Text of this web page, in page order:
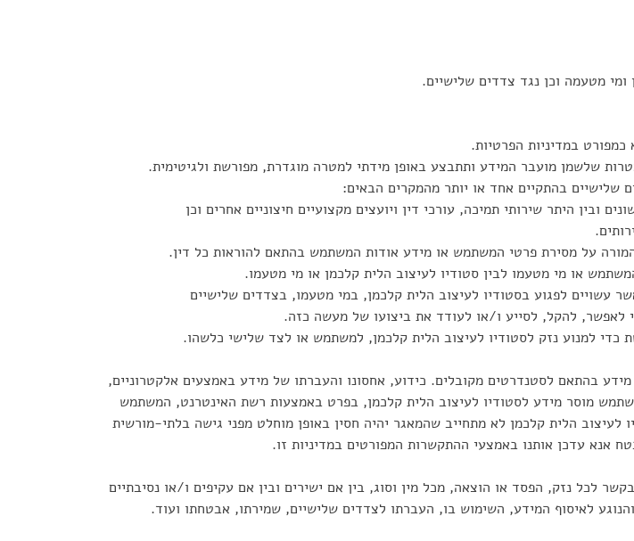
ומי מטעמה וכן נגד צדדים שלישיים.
במדיניות הפרטיות.
שלשמן מועבר המידע ותתבצע באופן מידתי למטרה מוגדרת, מפורשת ולגיטימית.
שלישיים בהתקיים אחד או יותר מהמקרים הבאים:
ובין היתר שירותי תמיכה, עורכי דין ויועצים מקצועיים חיצוניים אחרים וכן
על מסירת פרטי המשתמש או מידע אודות המשתמש בהתאם להוראות כל דין.
או מי מטעמו לבין סטודיו לעיצוב הלית קלכמן או מי מטעמו.
לפגוע בסטודיו לעיצוב הלית קלכמן, במי מטעמו, בצדדים שלישיים
לאפשר, להקל, לסייע ו/או לעודד את ביצועו של מעשה כזה.
כדי למנוע נזק לסטודיו לעיצוב הלית קלכמן, למשתמש או לצד שלישי כלשהו.
מידע בהתאם לסטנדרטים מקובלים. כידוע, אחסונו והעברתו של מידע באמצעים אלקטרוניים,
מוסר מידע לסטודיו לעיצוב הלית קלכמן, בפרט באמצעות רשת האינטרנט, המשתמש
הלית קלכמן לא מתחייב שהמאגר יהיה חסין באופן מוחלט מפני גישה בלתי-מורשית
אנא עדכן אותנו באמצעי ההתקשרות המפורטים במדיניות זו.
לכל נזק, הפסד או הוצאה, מכל מין וסוג, בין אם ישירים ובין אם עקיפים ו/או נסיבתיים
לאיסוף המידע, השימוש בו, העברתו לצדדים שלישיים, שמירתו, אבטחתו ועוד.